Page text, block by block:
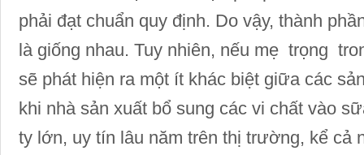
phải đạt chuẩn quy định. Do vậy, thành
là giống nhau. Tuy nhiên, nếu mẹ trọng
sẽ phát hiện ra một ít khác biệt giữa các
khi nhà sản xuất bổ sung các vi chất vào
ty lớn, uy tín lâu năm trên thị trường, kể cả